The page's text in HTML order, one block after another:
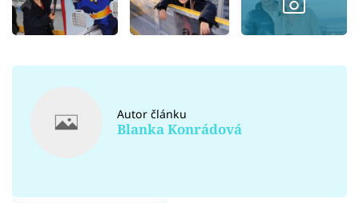
Autor článku
Blanka Konrádová